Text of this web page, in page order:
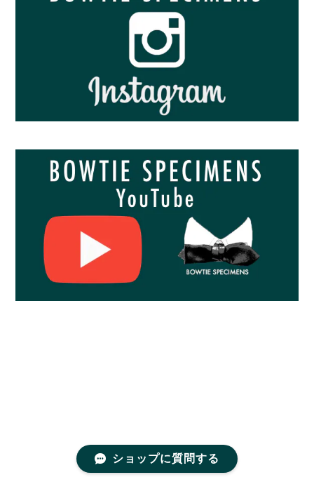
ショップに質問する